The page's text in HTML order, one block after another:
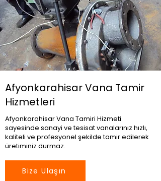
Afyonkarahisar Vana Tamir
Hizmetleri
Afyonkarahisar Vana Tamiri Hizmeti
sayesinde sanayi ve tesisat vanalarınız hızlı,
kaliteli ve profesyonel şekilde tamir edilerek
üretiminiz durmaz.
Bize Ulaşın